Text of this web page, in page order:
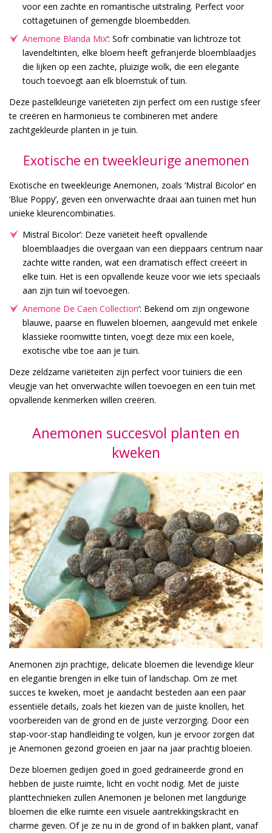
voor een zachte en romantische uitstraling. Perfect voor
cottagetuinen of gemengde bloembedden.
Anemone Blanda Mix‘: Sofr combinatie van lichtroze tot
lavendeltinten, elke bloem heeft gefranjerde bloemblaadjes
die lijken op een zachte, pluizige wolk, die een elegante
touch toevoegt aan elk bloemstuk of tuin.
Deze pastelkleurige variëteiten zijn perfect om een rustige sfeer
te creëren en harmonieus te combineren met andere
zachtgekleurde planten in je tuin.
Exotische en tweekleurige anemonen
Exotische en tweekleurige Anemonen, zoals ‘Mistral Bicolor’ en
‘Blue Poppy’, geven een onverwachte draai aan tuinen met hun
unieke kleurencombinaties.
Mistral Bicolor’: Deze variëteit heeft opvallende
bloemblaadjes die overgaan van een dieppaars centrum naar
zachte witte randen, wat een dramatisch effect creëert in
elke tuin. Het is een opvallende keuze voor wie iets speciaals
aan zijn tuin wil toevoegen.
Anemone De Caen Collection‘: Bekend om zijn ongewone
blauwe, paarse en fluwelen bloemen, aangevuld met enkele
klassieke roomwitte tinten, voegt deze mix een koele,
exotische vibe toe aan je tuin.
Deze zeldzame variëteiten zijn perfect voor tuiniers die een
vleugje van het onverwachte willen toevoegen en een tuin met
opvallende kenmerken willen creëren.
Anemonen succesvol planten en
kweken
Anemonen zijn prachtige, delicate bloemen die levendige kleur
en elegantie brengen in elke tuin of landschap. Om ze met
succes te kweken, moet je aandacht besteden aan een paar
essentiële details, zoals het kiezen van de juiste knollen, het
voorbereiden van de grond en de juiste verzorging. Door een
stap-voor-stap handleiding te volgen, kun je ervoor zorgen dat
je Anemonen gezond groeien en jaar na jaar prachtig bloeien.
Deze bloemen gedijen goed in goed gedraineerde grond en
hebben de juiste ruimte, licht en vocht nodig. Met de juiste
planttechnieken zullen Anemonen je belonen met langdurige
bloemen die elke ruimte een visuele aantrekkingskracht en
charme geven. Of je ze nu in de grond of in bakken plant, vanaf